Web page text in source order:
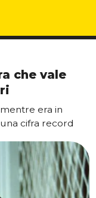
che vale
era in
cifra record